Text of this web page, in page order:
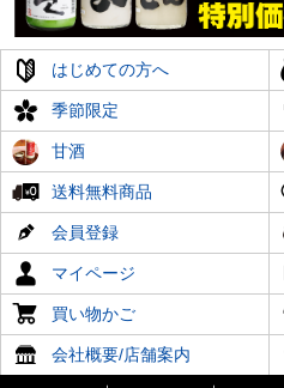
はじめての方へ
季節限定
甘酒
送料無料商品
会員登録
マイページ
買い物かご
会社概要/店舗案内